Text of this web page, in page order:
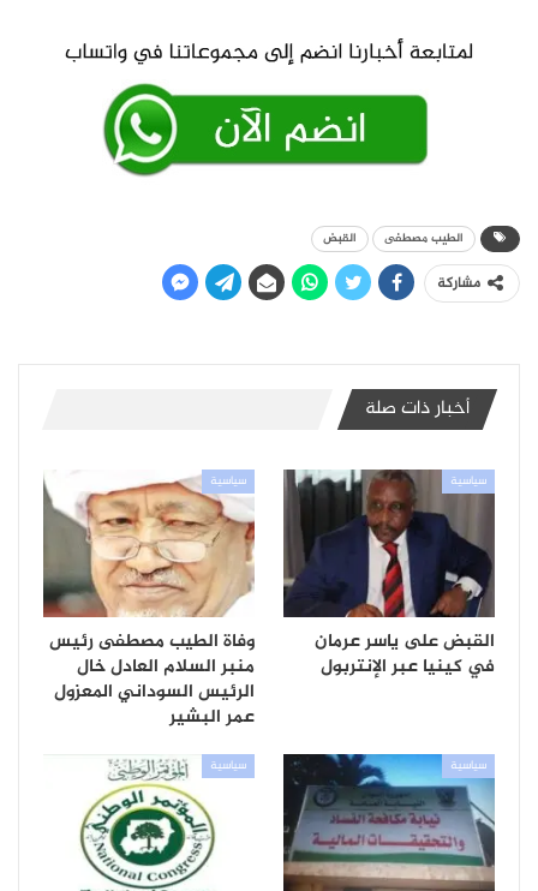
الطيب مصطفى القبض
مشاركة
أخبار ذات صلة
سياسية
القبض على ياسر عرمان
في كينيا عبر الإنتربول
سياسية
وفاة الطيب مصطفى رئيس
منبر السلام العادل خال
الرئيس السوداني المعزول
عمر البشير
سياسية سياسية